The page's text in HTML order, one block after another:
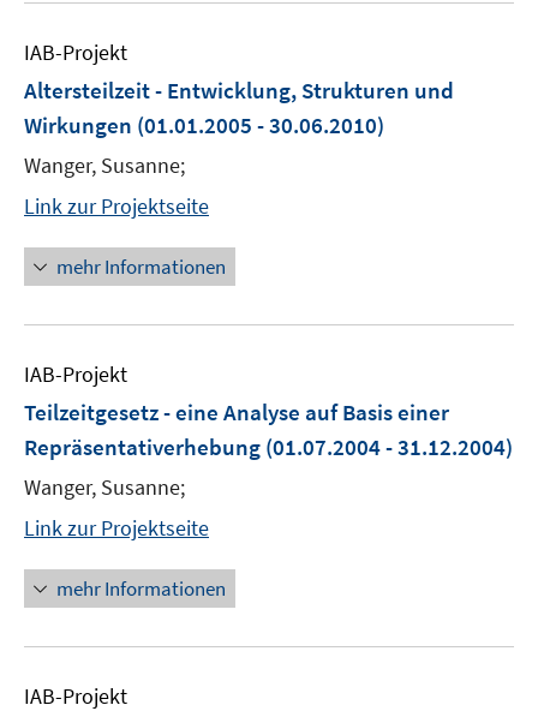
IAB-Projekt
Altersteilzeit - Entwicklung, Strukturen und
Wirkungen (01.01.2005 - 30.06.2010)
Wanger, Susanne;
Link zur Projektseite
mehr Informationen
IAB-Projekt
Teilzeitgesetz - eine Analyse auf Basis einer
Repräsentativerhebung (01.07.2004 - 31.12.2004)
Wanger, Susanne;
Link zur Projektseite
mehr Informationen
IAB-Projekt